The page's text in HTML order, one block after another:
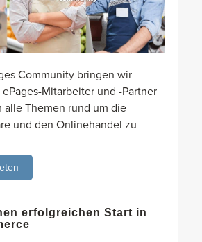
Community bringen wir
Mitarbeiter und -Partner
alle Themen rund um die
und den Onlinehandel zu
erfolgreichen Start in